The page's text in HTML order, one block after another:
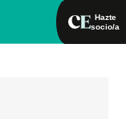
Hazte
socio/a